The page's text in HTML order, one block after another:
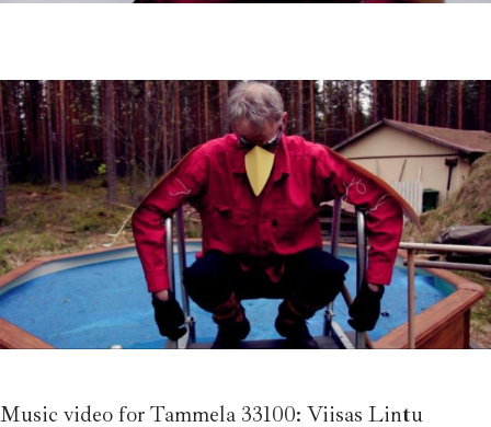
Music video for Tammela 33100: Viisas Lintu